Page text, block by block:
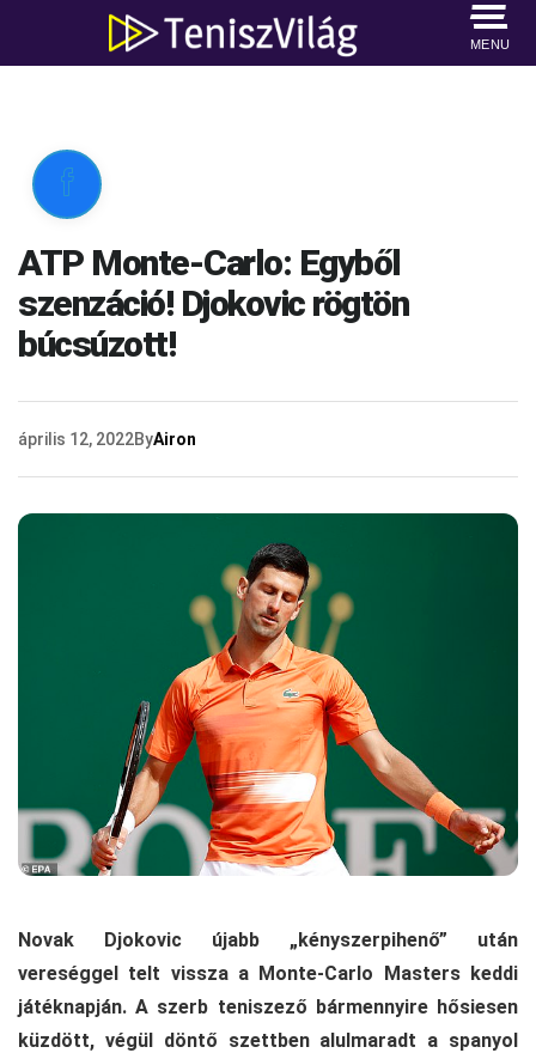
MENU

ATP Monte-Carlo: Egyből
szenzáció! Djokovic rögtön
búcsúzott!
április 12, 2022ByAiron
Novak Djokovic újabb „kényszerpihenő” után
vereséggel telt vissza a Monte-Carlo Masters keddi
játéknapján. A szerb teniszező bármennyire hősiesen
küzdött, végül döntő szettben alulmaradt a spanyol